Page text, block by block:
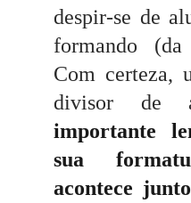
despir-se de
formando (da
Com certeza,
divisor de
importante
sua
acontece